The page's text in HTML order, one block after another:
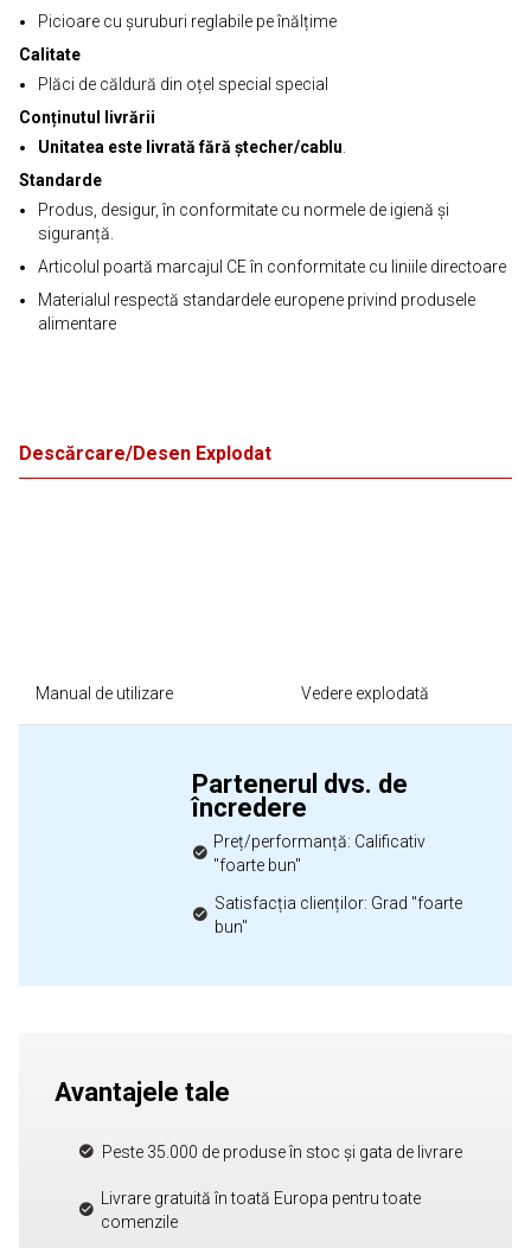
Picioare cu șuruburi reglabile pe înălțime
Calitate
Plăci de căldură din oțel special special
Conținutul livrării
Unitatea este livrată fără ștecher/cablu
Standarde
Produs, desigur, în conformitate cu normele de igienă și
siguranță.
Articolul poartă marcajul CE în conformitate cu liniile directoare
Materialul respectă standardele europene privind produsele
alimentare
Descărcare/Desen Explodat
Manual de utilizare Vedere explodată
Partenerul dvs. de
încredere
Preț/performanță: Calificativ
"foarte bun"
Satisfacția clienților: Grad "foarte
bun"
Avantajele tale
Peste 35.000 de produse în stoc și gata de livrare
Livrare gratuită în toată Europa pentru toate
comenzile